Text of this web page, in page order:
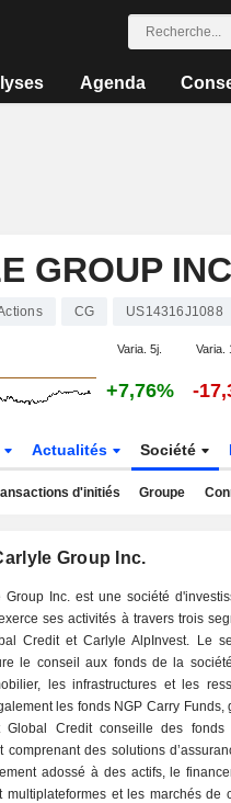
Agenda
GROUP
CG US14316J1088
Varia. 5j. Varia.
+7,76% -
Actualités Société
d'initiés Groupe
Group Inc.
Group Inc. est une société
ses activités à travers trois
Credit et Carlyle AlpInvest. Le
le conseil aux fonds de la
les infrastructures et les
les fonds NGP Carry Funds,
Global Credit conseille des
comprenant des solutions
adossé à des actifs, le
multiplateformes et les marchés de